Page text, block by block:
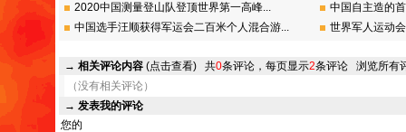
2020中国测量登山队登顶世界第一高峰...
中国自主造的
中国选手汪顺获得军运会二百米个人混合游...
世界军人运动
→ 相关评论内容 (点击查看) 共0条评论，每页显示2条评论 浏览所有
（没有相关评论）
→ 发表我的评论
您的